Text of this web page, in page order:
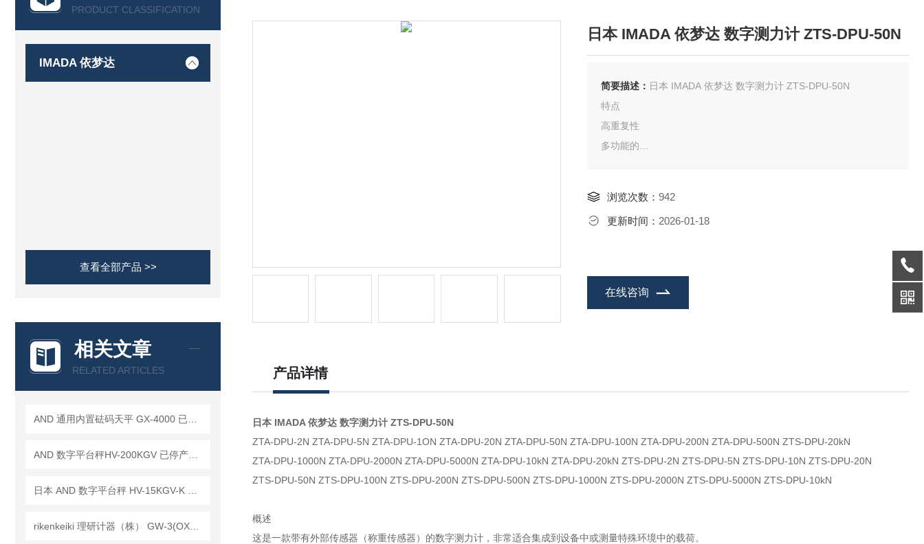
PRODUCT CLASSIFICATION
IMADA 依梦达
查看全部产品 >>
相关文章
RELATED ARTICLES
日本 IMADA 依梦达 数字测力计 ZTS-DPU-50N
简要描述： 日本 IMADA 依梦达 数字测力计 ZTS-DPU-50N
特点
高重复性
多功能的
位移输出
浏览次数： 942
更新时间： 2026-01-18
在线咨询
产品详情
日本 IMADA 依梦达 数字测力计 ZTS-DPU-50N
ZTA-DPU-2N ZTA-DPU-5N ZTA-DPU-1ON ZTA-DPU-20N ZTA-DPU-50N ZTA-DPU-100N ZTA-DPU-200N ZTA-DPU-500N ZTS-DPU-20kN
ZTA-DPU-1000N ZTA-DPU-2000N ZTA-DPU-5000N ZTA-DPU-10kN ZTA-DPU-20kN ZTS-DPU-2N ZTS-DPU-5N ZTS-DPU-10N ZTS-DPU-20N
ZTS-DPU-50N ZTS-DPU-100N ZTS-DPU-200N ZTS-DPU-500N ZTS-DPU-1000N ZTS-DPU-2000N ZTS-DPU-5000N ZTS-DPU-10kN
概述
这是一款带有外部传感器（称重传感器）的数字测力计，非常适合集成到设备中或测量特殊环境中的载荷。